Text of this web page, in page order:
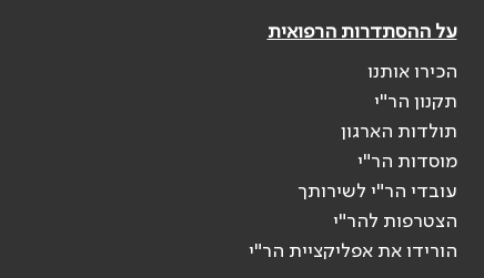
על ההסתדרות הרפואית
הכירו אותנו
תקנון הר"י
תולדות הארגון
מוסדות הר"י
עובדי הר"י לשירותך
הצטרפות להר"י
הורידו את אפליקציית הר"י